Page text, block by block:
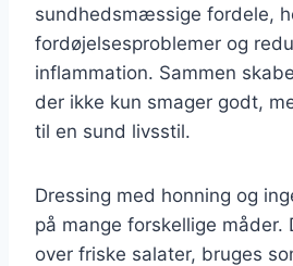
sundhedsmæssige fordele,
fordøjelsesproblemer og
inflammation. Sammen
der ikke kun smager godt,
til en sund livsstil.
Dressing med honning og
på mange forskellige måder.
over friske salater, bruges